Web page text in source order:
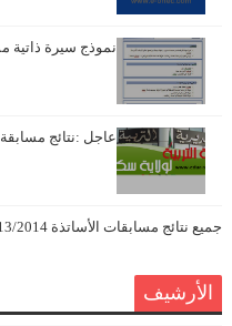
نموذج سيرة ذاتية
عاجل :نتائج مسابقة
جميع نتائج مسابقات الأساتذة 2013/2014
الأرشيف